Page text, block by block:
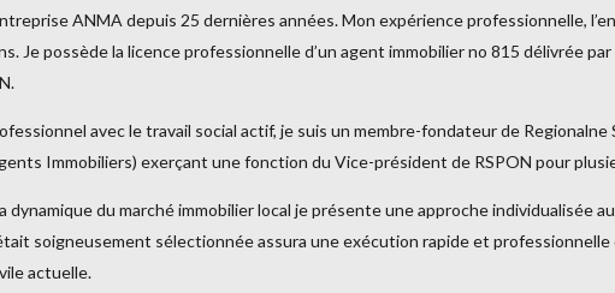
ANMA depuis 25 dernières années. Mon expérience professionnelle,
Je possède la licence professionnelle d’un agent immobilier no 815 délivrée
avec le travail social actif, je suis un membre-fondateur de
Immobiliers) exerçant une fonction du Vice-président de RSPON pour
dynamique du marché immobilier local je présente une approche
soigneusement sélectionnée assura une exécution rapide et professionnelle
actuelle.